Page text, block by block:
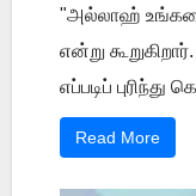
"அல்லாஹ்
என்று
எப்படிப் புரிந்து
Read More